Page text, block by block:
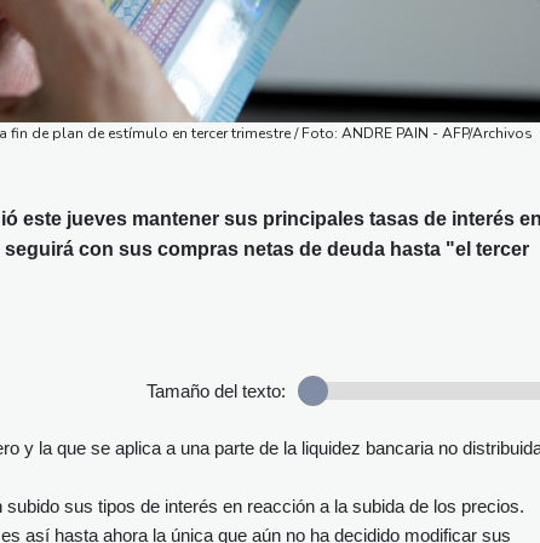
de plan de estímulo en tercer trimestre / Foto: ANDRE PAIN - AFP/Archivos
este jueves mantener sus principales tasas de interés en
con sus compras netas de deuda hasta "el tercer
Tamaño del texto:
y la que se aplica a una parte de la liquidez bancaria no
sus tipos de interés en reacción a la subida de los precios.
así hasta ahora la única que aún no ha decidido modificar sus